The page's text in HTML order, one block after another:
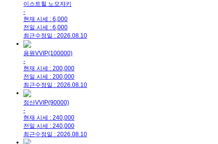
이스트힐 노모쟈키
-
현재 시세 : 6,000
전일 시세 : 6,000
최근수정일 : 2026.08.10
용원VVIP(100000)
-
현재 시세 : 200,000
전일 시세 : 200,000
최근수정일 : 2026.08.10
정산VVIP(90000)
-
현재 시세 : 240,000
전일 시세 : 240,000
최근수정일 : 2026.08.10